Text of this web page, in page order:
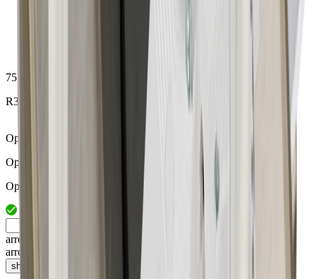
75.00208.00
R32-Plexiglasabdeckung 753mm
Opal
Opal
Opal
arrow_drop_up
arrow_drop_down
shopping_cart